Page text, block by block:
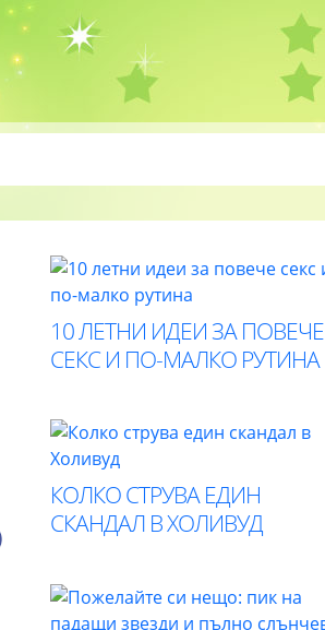
10 ЛЕТНИ ИДЕИ ЗА ПОВЕЧЕ
СЕКС И ПО-МАЛКО РУТИНА
КОЛКО СТРУВА ЕДИН
СКАНДАЛ В ХОЛИВУД